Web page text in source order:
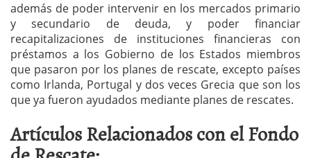
además de poder intervenir en los mercados primario
y secundario de deuda, y poder financiar
recapitalizaciones de instituciones financieras con
préstamos a los Gobierno de los Estados miembros
que pasaron por los planes de rescate, excepto países
como Irlanda, Portugal y dos veces Grecia que son los
que ya fueron ayudados mediante planes de rescates.
Artículos Relacionados con el Fondo